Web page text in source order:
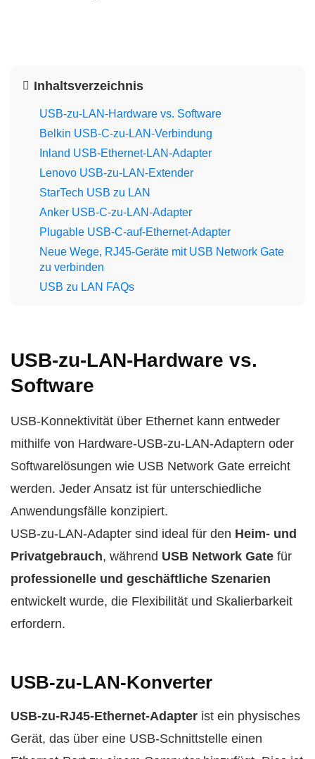
Inhaltsverzeichnis
USB-zu-LAN-Hardware vs. Software
Belkin USB‑C-zu-LAN-Verbindung
Inland USB-Ethernet-LAN-Adapter
Lenovo USB-zu-LAN-Extender
StarTech USB zu LAN
Anker USB-C-zu-LAN-Adapter
Plugable USB-C-auf-Ethernet-Adapter
Neue Wege, RJ45-Geräte mit USB Network Gate
zu verbinden
USB zu LAN FAQs
USB-zu-LAN-Hardware vs.
Software
USB-Konnektivität über Ethernet kann entweder
mithilfe von Hardware-USB-zu-LAN-Adaptern oder
Softwarelösungen wie USB Network Gate erreicht
werden. Jeder Ansatz ist für unterschiedliche
Anwendungsfälle konzipiert.
USB-zu-LAN-Adapter sind ideal für den Heim- und
Privatgebrauch, während USB Network Gate für
professionelle und geschäftliche Szenarien
entwickelt wurde, die Flexibilität und Skalierbarkeit
erfordern.
USB-zu-LAN-Konverter
USB-zu-RJ45-Ethernet-Adapter ist ein physisches
Gerät, das über eine USB-Schnittstelle einen